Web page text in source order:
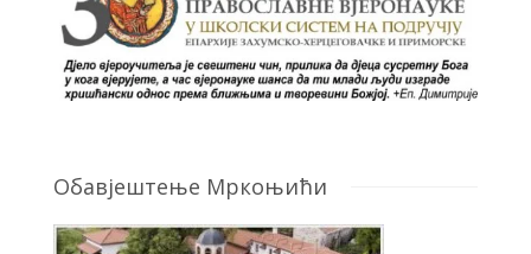
Обавјештење Мркоњићи